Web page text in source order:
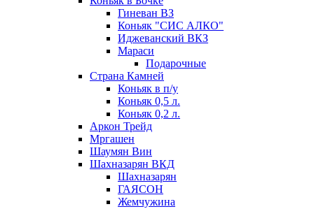
Гиневан ВЗ
Коньяк "СИС АЛКО"
Иджеванский ВКЗ
Мараси
Подарочные
Страна Камней
Коньяк в п/у
Коньяк 0,5 л.
Коньяк 0,2 л.
Аркон Трейд
Мргашен
Шаумян Вин
Шахназарян ВКД
Шахназарян
ГАЯСОН
Жемчужина